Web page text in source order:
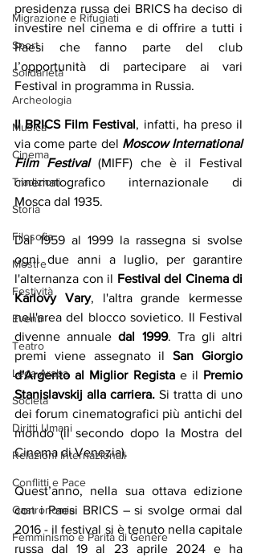
Migrazione e Rifugiati
Sport
Solidarietà
Archeologia
Musica
Cinema
Tradizioni
Storia
Filosofia
Mostre
Festività
Eventi
Teatro
Lega Araba
Società
Diritti Umani
Relazioni Internazionali
Conflitti e Pace
Gastronomia
Femminismo e Parità di Genere
presidenza russa dei BRICS ha deciso di
investire nel cinema e di offrire a tutti i
Paesi che fanno parte del club
l’opportunità di partecipare ai vari
Festival in programma in Russia.
Il BRICS Film Festival, infatti, ha preso il
via come parte del Moscow International
Film Festival (MIFF) che è il Festival
cinematografico internazionale di
Mosca dal 1935.
Dal 1959 al 1999 la rassegna si svolse
ogni due anni a luglio, per garantire
l'alternanza con il Festival del Cinema di
Karlovy Vary, l'altra grande kermesse
nell'area del blocco sovietico. Il Festival
divenne annuale dal 1999. Tra gli altri
premi viene assegnato il San Giorgio
d'Argento al Miglior Regista e il Premio
Stanislavskij alla carriera. Si tratta di uno
dei forum cinematografici più antichi del
mondo (il secondo dopo la Mostra del
Cinema di Venezia).
Quest’anno, nella sua ottava edizione
con i Paesi BRICS – si svolge ormai dal
2016 - il festival si è tenuto nella capitale
russa dal 19 al 23 aprile 2024 e ha